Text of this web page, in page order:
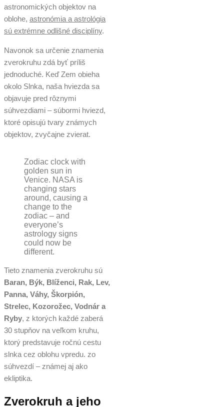
astronomických objektov na
oblohe, astronómia a astrológia
sú extrémne odlišné disciplíny.
Navonok sa určenie znamenia
zverokruhu zdá byť príliš
jednoduché. Keď Zem obieha
okolo Slnka, naša hviezda sa
objavuje pred rôznymi
súhvezdiami – súbormi hviezd,
ktoré opisujú tvary známych
objektov, zvyčajne zvierat.
Zodiac clock with
golden sun in
Venice. NASA is
changing stars
around, causing a
change to the
zodiac – and
everyone’s
astrology signs
could now be
different.
Tieto znamenia zverokruhu sú
Baran, Býk, Blíženci, Rak, Lev,
Panna, Váhy, Škorpión,
Strelec, Kozorožec, Vodnár a
Ryby, z ktorých každé zaberá
30 stupňov na veľkom kruhu,
ktorý predstavuje ročnú cestu
slnka cez oblohu vpredu. zo
súhvezdí – známej aj ako
ekliptika.
Zverokruh a jeho